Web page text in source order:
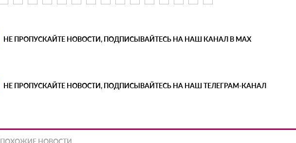
НЕ ПРОПУСКАЙТЕ НОВОСТИ, ПОДПИСЫВАЙТЕСЬ НА НАШ КАНАЛ В MAX
НЕ ПРОПУСКАЙТЕ НОВОСТИ, ПОДПИСЫВАЙТЕСЬ НА НАШ ТЕЛЕГРАМ-КАНАЛ
ПОХОЖИЕ НОВОСТИ